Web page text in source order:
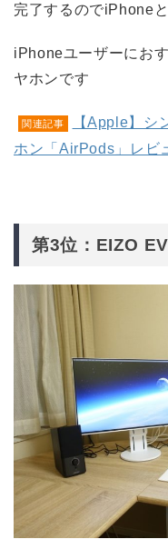
完了するのでiPhone
iPhoneユーザーにお
ヤホンです
関連記事
【Apple】シ
ホン「AirPods」レビ
第3位：EIZO